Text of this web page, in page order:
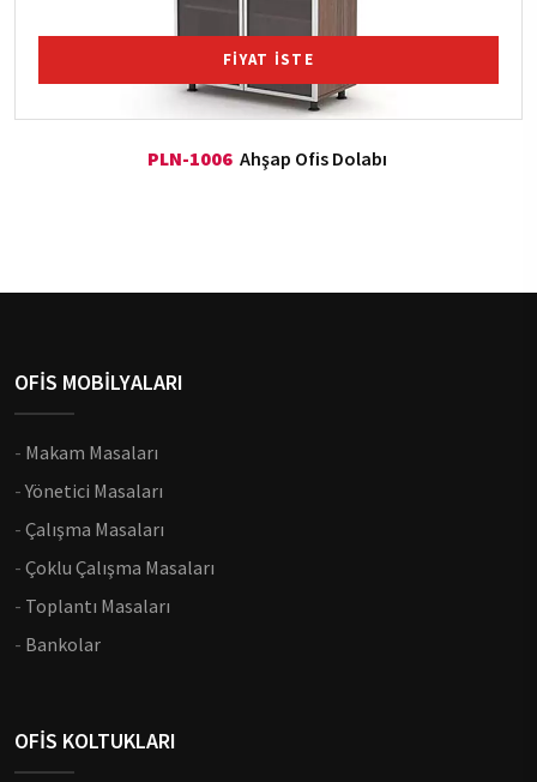
FİYAT İSTE
PLN-1006 Ahşap Ofis Dolabı
OFİS MOBİLYALARI
- Makam Masaları
-Yönetici Masaları
- Çalışma Masaları
- Çoklu Çalışma Masaları
- Toplantı Masaları
- Bankolar
OFİS KOLTUKLARI